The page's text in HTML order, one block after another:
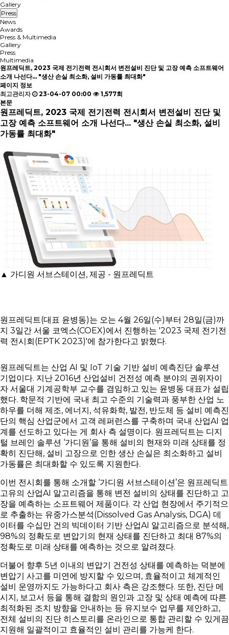
Gallery
Press
News
Awards
Press & Multimedia
Gallery
Press
Multimedia
원프레딕트, 2023 국제 전기전력 전시회서 변전설비 진단 및 고장 예측 소프트웨어
소개 나선다... "생산 손실 최소화, 설비 가동률 최대화"
페이지 정보
최고관리자
23-04-07 00:00
1,577회
본문
원프레딕트, 2023 국제 전기전력 전시회서 변전설비 진단 및
고장 예측 소프트웨어 소개 나선다... "생산 손실 최소화, 설비
가동률 최대화"
▲ 가디원 서브스테이션, 제공 - 원프레딕트
원프레딕트(대표 윤병동)는 오는 4월 26일(수)부터 28일(금)까
지 3일간 서울 코엑스(COEX)에서 진행하는 '2023 국제 전기전
력 전시회(EPTK 2023)'에 참가한다고 밝혔다.
원프레딕트는 산업 AI 및 IoT 기술 기반 설비 예측진단 솔루션
기업이다. 지난 2016년 산업설비 건전성 예측 분야의 권위자이
자 서울대 기계공학부 교수를 겸임하고 있는 윤병동 대표가 설립
했다. 학문적 기반에 국내 최고 수준의 기술력과 풍부한 산업 노
하우를 더해 제조, 에너지, 석유화학, 발전, 반도체 등 설비 예측진
단의 핵심 산업군에서 고객 레퍼런스를 구축하며 국내 산업AI 업
계를 선도하고 있다는 게 회사 측 설명이다. 원프레딕트는 디지
털 브레인 솔루션 ‘가디원’을 통해 설비의 현재와 미래 상태를 정
확히 진단해, 설비 고장으로 인한 생산 손실은 최소화하고 설비
가동률은 최대화할 수 있도록 지원한다.
이번 전시회를 통해 소개할 ‘가디원 서브스테이션’은 원프레딕트
고유의 산업AI 알고리즘을 통해 변전 설비의 상태를 진단하고 고
장을 예측하는 소프트웨어 제품이다. 각 산업 현장에서 주기적으
로 추출하는 유중가스분석(Dissolved Gas Analysis, DGA) 데
이터를 수십만 건의 빅데이터 기반 산업AI 알고리즘으로 분석해,
98%의 정확도로 변압기의 현재 상태를 진단하고 최대 87%의
정확도로 미래 상태를 예측하는 것으로 알려졌다.
더불어 향후 5년 이내의 변압기 건전성 상태를 예측하는 덕분에
변압기 사고를 미연에 방지할 수 있으며, 효율적이고 체계적인
설비 운영까지도 가능하다고 회사 측은 강조했다. 또한, 진단 메
시지, 보고서 등을 통해 결함의 원인과 고장 및 상태 예측에 따른
최적화된 조치 방향을 안내하는 등 유지보수 업무를 제안하고,
전체 설비의 진단 히스토리를 온라인으로 통합 관리할 수 있게끔
지원해 일괄적이고 효율적인 설비 관리를 가능케 한다.